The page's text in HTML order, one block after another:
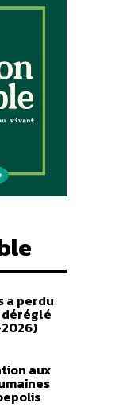
a perdu
déréglé
aux